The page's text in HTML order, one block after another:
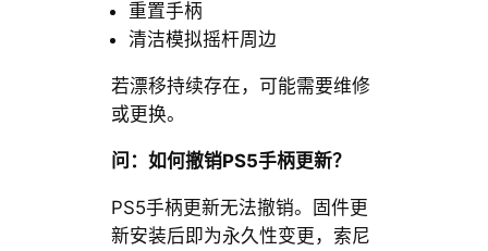
重置手柄
清洁模拟摇杆周边
若漂移持续存在，可能需要维修
或更换。
问：如何撤销PS5手柄更新？
PS5手柄更新无法撤销。固件更
新安装后即为永久性变更，索尼